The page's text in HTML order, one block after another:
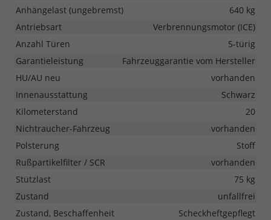
Anhängelast (ungebremst)
640 kg
Antriebsart
Verbrennungsmotor (ICE)
Anzahl Türen
5-türig
Garantieleistung
Fahrzeuggarantie vom Hersteller
HU/AU neu
vorhanden
Innenausstattung
Schwarz
Kilometerstand
20
Nichtraucher-Fahrzeug
vorhanden
Polsterung
Stoff
Rußpartikelfilter / SCR
vorhanden
Stützlast
75 kg
Zustand
unfallfrei
Zustand, Beschaffenheit
Scheckheftgepflegt